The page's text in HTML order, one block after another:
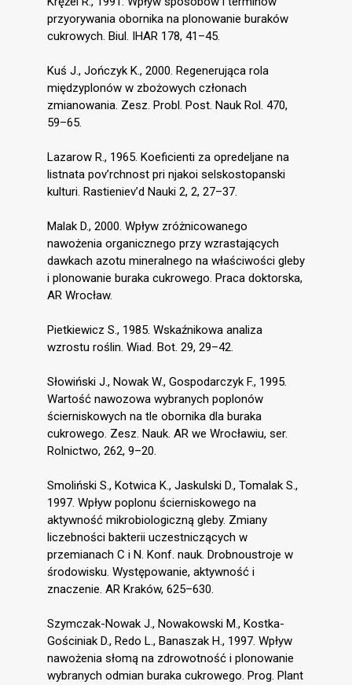
przyorywania obornika na plonowanie buraków
cukrowych. Biul. IHAR 178, 41–45.
Kuś J., Jończyk K., 2000. Regenerująca rola
międzyplonów w zbożowych członach
zmianowania. Zesz. Probl. Post. Nauk Rol. 470,
59–65.
Lazarow R., 1965. Koeficienti za opredeljane na
listnata pov’rchnost pri njakoi selskostopanski
kulturi. Rastieniev’d Nauki 2, 2, 27–37.
Malak D., 2000. Wpływ zróżnicowanego
nawożenia organicznego przy wzrastających
dawkach azotu mineralnego na właściwości gleby
i plonowanie buraka cukrowego. Praca doktorska,
AR Wrocław.
Pietkiewicz S., 1985. Wskaźnikowa analiza
wzrostu roślin. Wiad. Bot. 29, 29–42.
Słowiński J., Nowak W., Gospodarczyk F., 1995.
Wartość nawozowa wybranych poplonów
ścierniskowych na tle obornika dla buraka
cukrowego. Zesz. Nauk. AR we Wrocławiu, ser.
Rolnictwo, 262, 9–20.
Smoliński S., Kotwica K., Jaskulski D., Tomalak S.,
1997. Wpływ poplonu ścierniskowego na
aktywność mikrobiologiczną gleby. Zmiany
liczebności bakterii uczestniczących w
przemianach C i N. Konf. nauk. Drobnoustroje w
środowisku. Występowanie, aktywność i
znaczenie. AR Kraków, 625–630.
Szymczak-Nowak J., Nowakowski M., Kostka-
Gościniak D., Redo L., Banaszak H., 1997. Wpływ
nawożenia słomą na zdrowotność i plonowanie
wybranych odmian buraka cukrowego. Prog. Plant